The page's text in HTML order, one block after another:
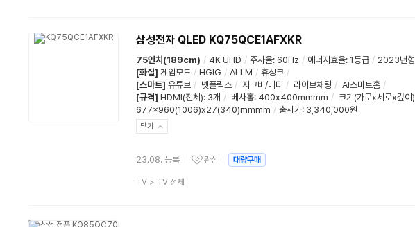
삼성전자 QLED KQ75QCE1AFXKR
75인치(189cm) / 4K UHD / 주사율: 60Hz / 에너지효율: 1등급 / 2023년형
[화질] 게임모드 / HGIG / ALLM / 휴싱크 /
[스마트] 유튜브 / 넷플릭스 / 지그비/매터 / 라이브채팅 / AI스마트홈 /
[규격] HDMI(전체): 3개 / 베사홀: 400x400mmmm / 크기(가로x세로x깊이)
677x960(1006)x27(340)mmmm / 출시가: 3,340,000원
닫기
23.08. 등록
관심상품
관심 대량구매
상
TV> TV 전체